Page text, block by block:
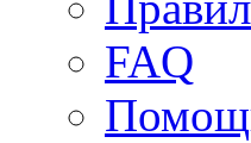
FAQ